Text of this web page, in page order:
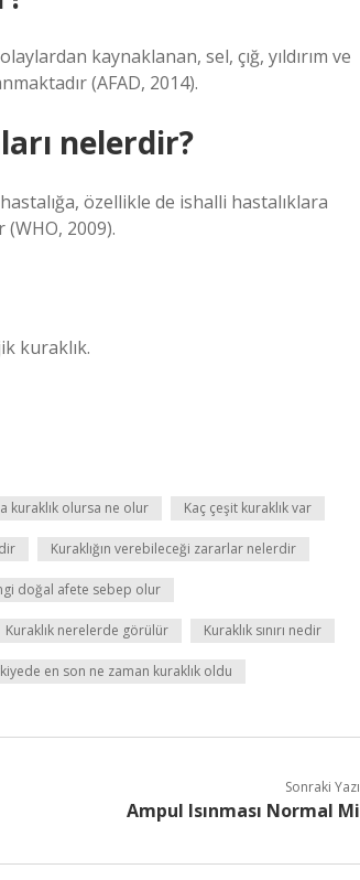
kaynaklanan, sel, çığ, yıldırım ve
(AFAD, 2014).
nelerdir?
özellikle de ishalli hastalıklara
(WHO, 2009).
kuraklık.
kuraklık olursa ne olur Kaç çeşit kuraklık var
Kuraklığın verebileceği zararlar nelerdir
doğal afete sebep olur
Kuraklık nerelerde görülür Kuraklık sınırı nedir
en son ne zaman kuraklık oldu
Sonraki Yazı
Ampul Isınması Normal Mi